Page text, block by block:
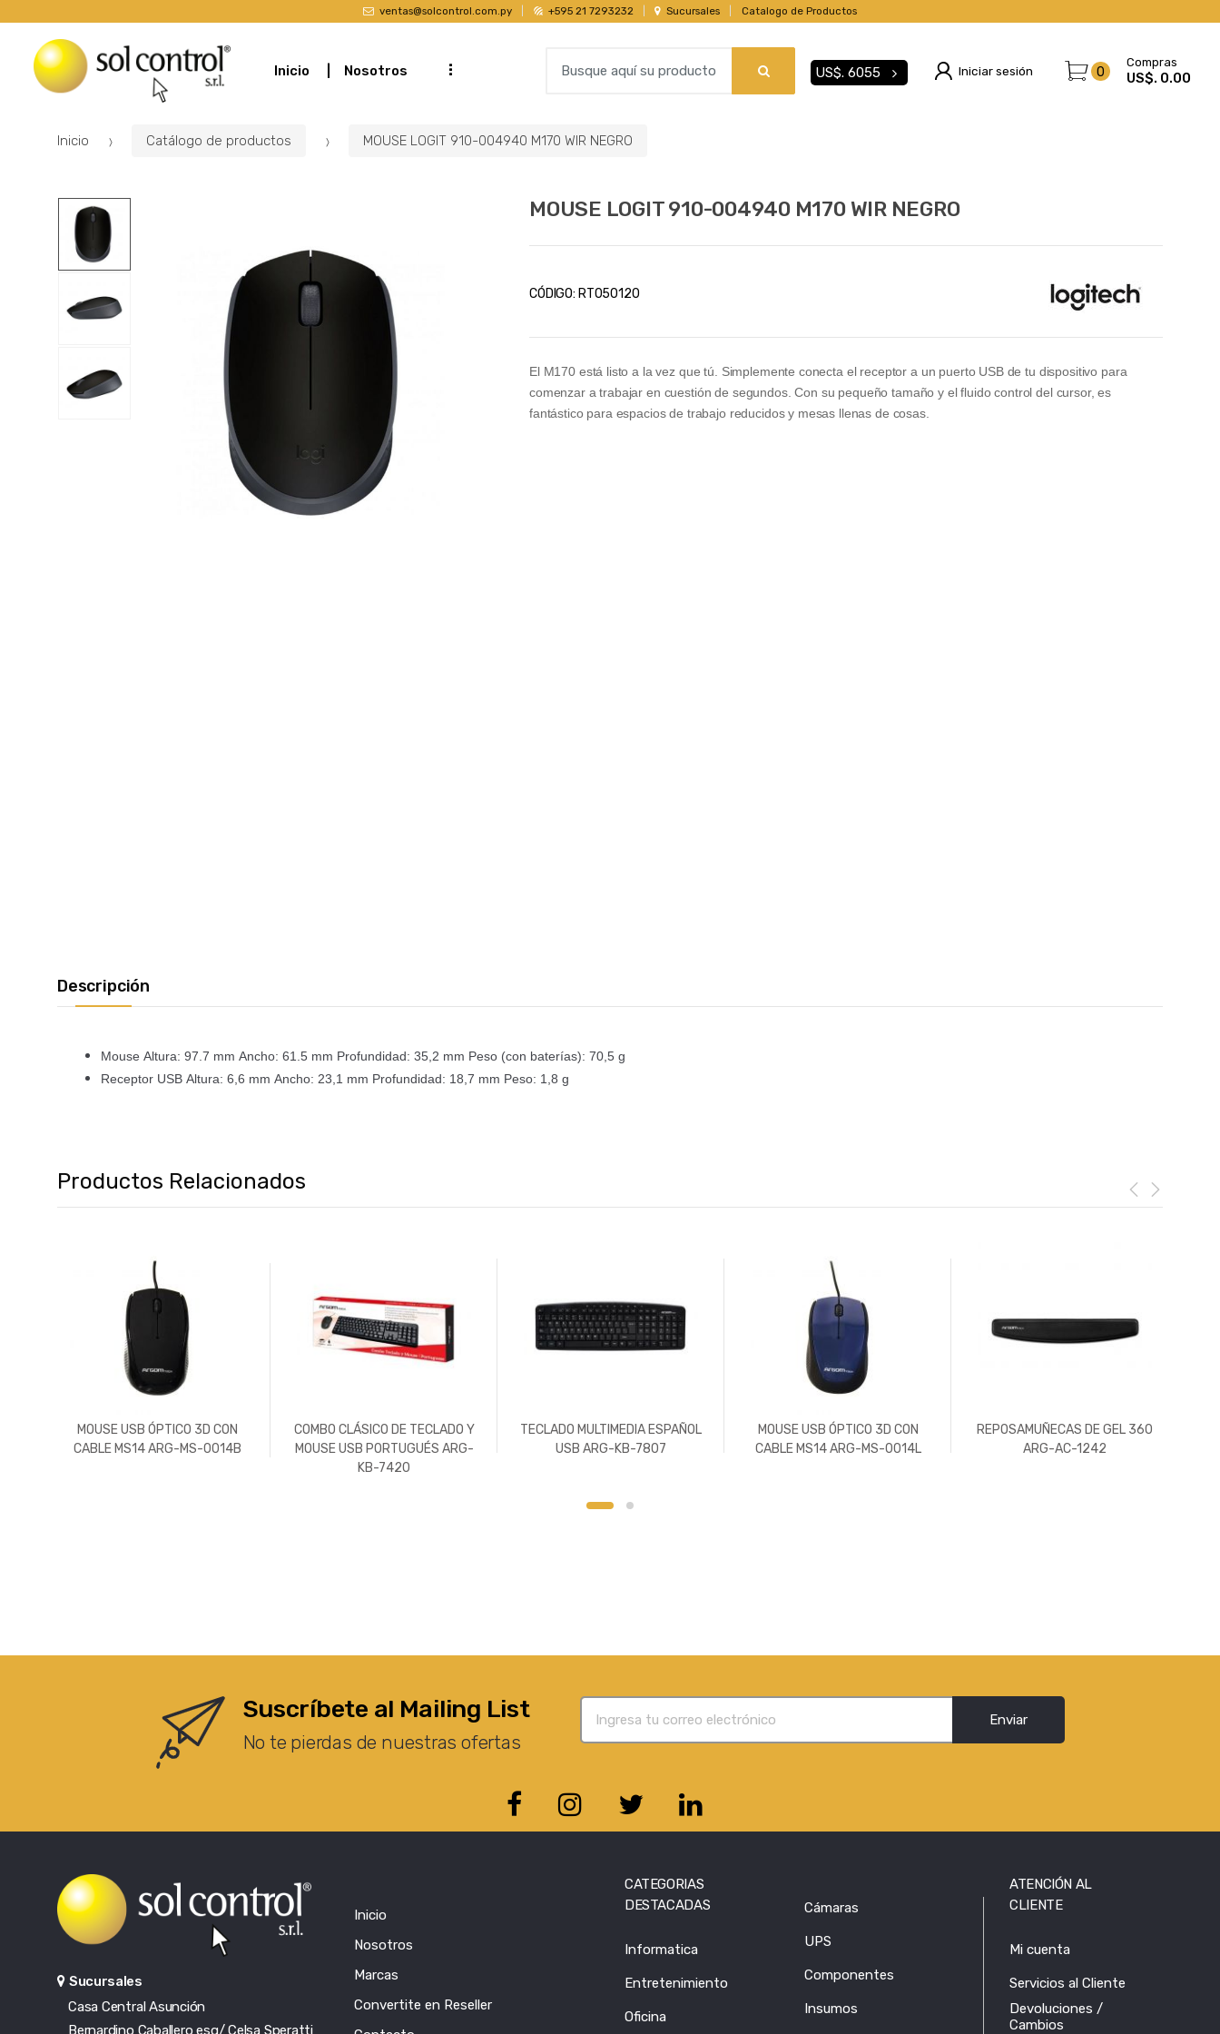
ventas@solcontrol.com.py +595 21 7293232 Sucursales Catalogo de Productos
Inicio Nosotros ...
a
o
US$. 6055 Iniciar sesión 0
Compras
US$. 0.00
Inicio Catálogo de productos MOUSE LOGIT 910-004940 M170 WIR NEGRO
MOUSE LOGIT 910-004940 M170 WIR NEGRO
CÓDIGO: RT050120
El M170 está listo a la vez que tú. Simplemente conecta el receptor a un puerto USB de tu dispositivo para
comenzar a trabajar en cuestión de segundos. Con su pequeño tamaño y el fluido control del cursor, es
fantástico para espacios de trabajo reducidos y mesas llenas de cosas.
Descripción
Mouse Altura: 97.7 mm Ancho: 61.5 mm Profundidad: 35,2 mm Peso (con baterías): 70,5 g
Receptor USB Altura: 6,6 mm Ancho: 23,1 mm Profundidad: 18,7 mm Peso: 1,8 g
Productos Relacionados
MOUSE USB ÓPTICO 3D CON
CABLE MS14 ARG-MS-0014B
COMBO CLÁSICO DE TECLADO Y
MOUSE USB PORTUGUÉS ARG-
KB-7420
TECLADO MULTIMEDIA ESPAÑOL
USB ARG-KB-7807
MOUSE USB ÓPTICO 3D CON
CABLE MS14 ARG-MS-0014L
REPOSAMUÑECAS DE GEL 360
ARG-AC-1242
Suscríbete al Mailing List
No te pierdas de nuestras ofertas
Enviar
Sucursales
Casa Central Asunción
Bernardino Caballero esq/ Celsa Speratti
Inicio
Nosotros
Marcas
Convertite en Reseller
CATEGORIAS
DESTACADAS
Informatica
Entretenimiento
Oficina
Cámaras
UPS
Componentes
Insumos
ATENCIÓN AL
CLIENTE
Mi cuenta
Servicios al Cliente
Devoluciones /
Cambios